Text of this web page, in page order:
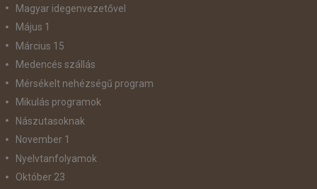
Magyar idegenvezetővel
Május 1
Március 15
Medencés szállás
Mérsékelt nehézségű program
Mikulás programok
Nászutasoknak
November 1
Nyelvtanfolyamok
Október 23